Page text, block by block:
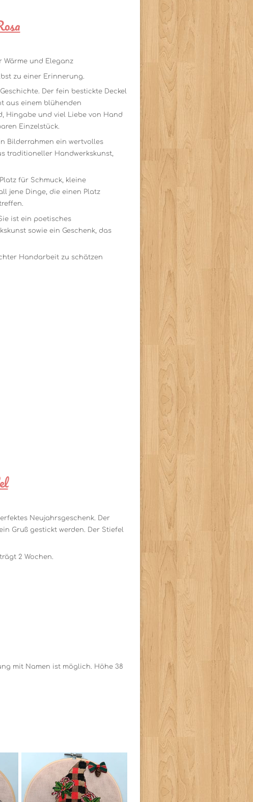
Wärme und Eleganz
zu einer Erinnerung.
Der fein bestickte Deckel
aus einem blühenden
Hingabe und viel Liebe von Hand
Einzelstück.
Bilderrahmen ein wertvolles
traditioneller Handwerkskunst,
für Schmuck, kleine
jene Dinge, die einen Platz
ist ein poetisches
sowie ein Geschenk, das
Handarbeit zu schätzen
Neujahrsgeschenk. Der
Gruß gestickt werden. Der Stiefel
2 Wochen.
mit Namen ist möglich. Höhe 38